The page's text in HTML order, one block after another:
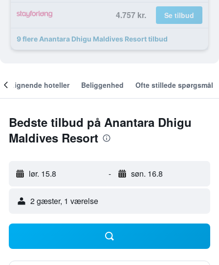
4.757 kr. Se tilbud
9 flere Anantara Dhigu Maldives Resort tilbud
Lignende hoteller Beliggenhed Ofte stillede spørgsmål
Bedste tilbud på Anantara Dhigu
Maldives Resort
lør. 15.8 - søn. 16.8
2 gæster, 1 værelse